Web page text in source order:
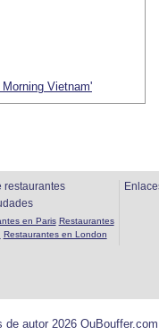
Vietnam'
restaurantes
en Paris Restaurantes
Restaurantes en London
de autor 2026